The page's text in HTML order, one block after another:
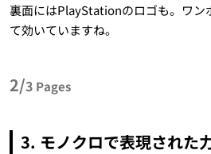
裏面にはPlayStationのロゴも。ワン
て効いていますね。
2/3 Pages
3. モノクロで表現された